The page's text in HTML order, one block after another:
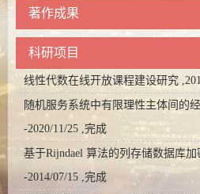
著作成果
科研项目
线性代数在线开放课程建设研究
随机服务系统中有限理性主体间的
-2020/11/25 ,完成
基于Rijndael 算法的列存储数据库加
-2014/07/15 ,完成